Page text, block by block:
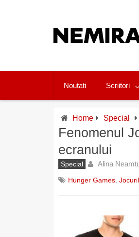
Noutati Scriitori
Home Special
Fenomenul
ecranului
Special Alina
Hunger Games